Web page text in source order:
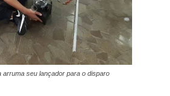
arruma seu lançador para o disparo